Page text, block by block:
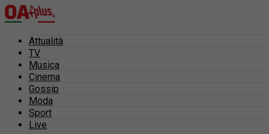
Attualità
TV
Musica
Cinema
Gossip
Moda
Sport
Live